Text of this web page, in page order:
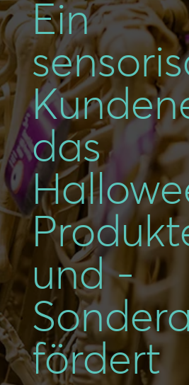
Ein
das
und -
fördert